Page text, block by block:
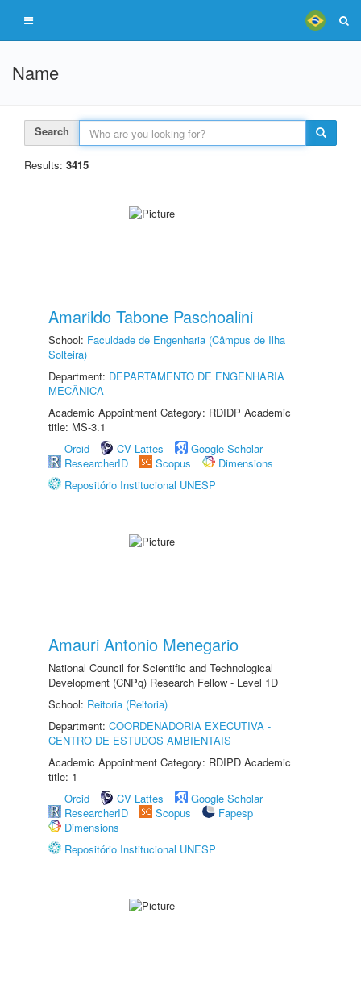
Name
Search
Results: 3415
Amarildo Tabone Paschoalini
School: Faculdade de Engenharia (Câmpus de Ilha
Solteira)
Department: DEPARTAMENTO DE ENGENHARIA
MECÂNICA
Academic Appointment Category: RDIDP Academic
title: MS-3.1
Orcid
CV Lattes
Google Scholar
ResearcherID
Scopus
Dimensions
Repositório Institucional UNESP
Amauri Antonio Menegario
National Council for Scientific and Technological
Development (CNPq) Research Fellow - Level 1D
School: Reitoria (Reitoria)
Department: COORDENADORIA EXECUTIVA -
CENTRO DE ESTUDOS AMBIENTAIS
Academic Appointment Category: RDIPD Academic
title: 1
Orcid
CV Lattes
Google Scholar
ResearcherID
Scopus
Fapesp
Dimensions
Repositório Institucional UNESP